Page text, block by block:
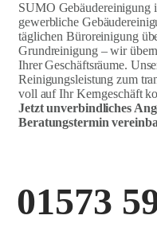
SUMO Gebäudereinigung
gewerbliche
täglichen Büroreinigung
Grundreinigung – wir
Ihrer Geschäftsräume.
Reinigungsleistung zum
voll auf Ihr Kerngeschäft
Jetzt unverbindliches
Beratungstermin
01573